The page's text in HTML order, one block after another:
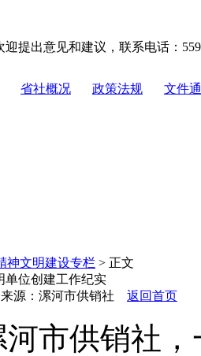
提出意见和建议，联系电话：
省社概况 政策法规 文件
神文明建设专栏 > 正文
单位创建工作纪实
来源：漯河市供销社 返回首页
供销社，